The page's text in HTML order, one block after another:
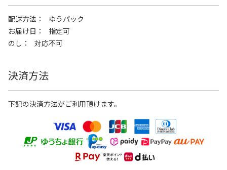
配送方法
ゆうパック
お届け日
指定可
のし
対応不可
決済方法
下記の決済方法がご利用頂けます。